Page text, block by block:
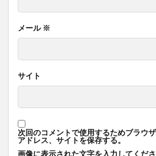
メール ※
サイト
次回のコメントで使用するためブラウ
アドレス、サイトを保存する。
画像に表示された文字を入力してくだ